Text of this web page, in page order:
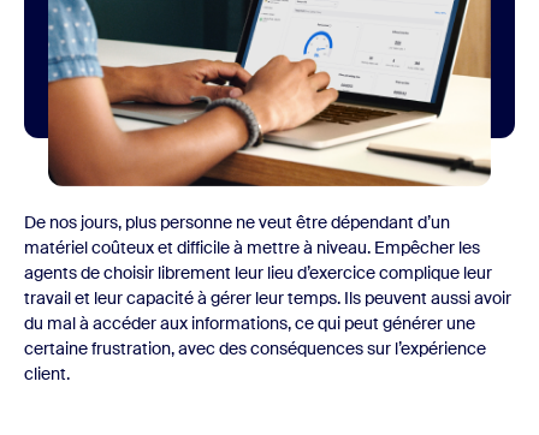
De nos jours, plus personne ne veut être dépendant d’un
matériel coûteux et difficile à mettre à niveau. Empêcher les
agents de choisir librement leur lieu d’exercice complique leur
travail et leur capacité à gérer leur temps. Ils peuvent aussi avoir
du mal à accéder aux informations, ce qui peut générer une
certaine frustration, avec des conséquences sur l’expérience
client.